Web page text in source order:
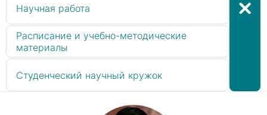
Научная работа
Расписание и учебно-методические
материалы
Студенческий научный кружок